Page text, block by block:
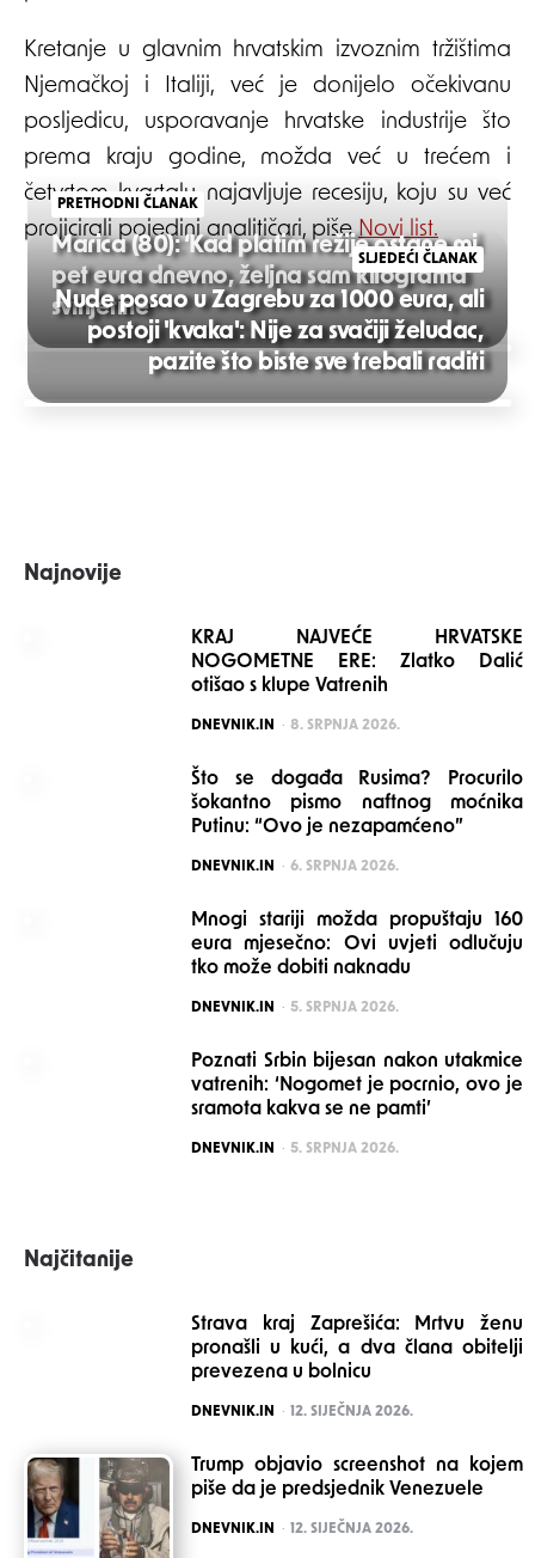
Kretanje u glavnim hrvatskim izvoznim tržištima
Njemačkoj i Italiji, već je donijelo očekivanu
posljedicu, usporavanje hrvatske industrije što
prema kraju godine, možda već u trećem i
četvrtom kvartalu najavljuje recesiju, koju su već
projicirali pojedini analitičari, pišeNovi list.
Post
navigation
PRETHODNI ČLANAK
Marica (80): ‘Kad platim režije ostane mi
pet eura dnevno, željna sam kilograma
svinjetine’
SLJEDEĆI ČLANAK
Nude posao u Zagrebu za 1000 eura, ali
postoji 'kvaka': Nije za svačiji želudac,
pazite što biste sve trebali raditi
Najnovije
KRAJ NAJVEĆE HRVATSKE
NOGOMETNE ERE: Zlatko Dalić
otišao s klupe Vatrenih
POSTED
DNEVNIK.IN 8. SRPNJA 2026.
Što se događa Rusima? Procurilo
šokantno pismo naftnog moćnika
Putinu: “Ovo je nezapamćeno”
POSTED
DNEVNIK.IN 6. SRPNJA 2026.
Mnogi stariji možda propuštaju 160
eura mjesečno: Ovi uvjeti odlučuju
tko može dobiti naknadu
POSTED
DNEVNIK.IN 5. SRPNJA 2026.
Poznati Srbin bijesan nakon utakmice
vatrenih: ‘Nogomet je pocrnio, ovo je
sramota kakva se ne pamti’
POSTED
DNEVNIK.IN 5. SRPNJA 2026.
Najčitanije
Strava kraj Zaprešića: Mrtvu ženu
pronašli u kući, a dva člana obitelji
prevezena u bolnicu
POSTED
DNEVNIK.IN 12. SIJEČNJA 2026.
Trump objavio screenshot na kojem
piše da je predsjednik Venezuele
POSTED
DNEVNIK.IN 12. SIJEČNJA 2026.